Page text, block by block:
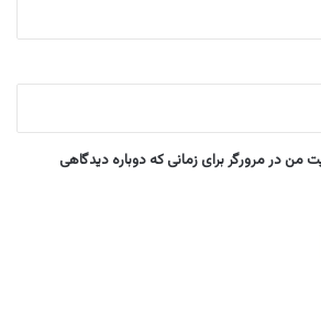
من در مرورگر برای زمانی که دوباره دیدگاهی